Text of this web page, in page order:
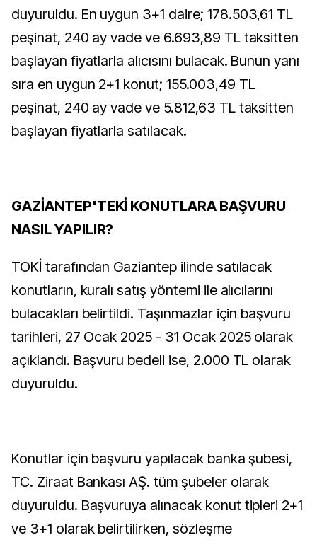
duyuruldu. En uygun 3+1 daire; 178.503,61 TL
peşinat, 240 ay vade ve 6.693,89 TL taksitten
başlayan fiyatlarla alıcısını bulacak. Bunun yanı
sıra en uygun 2+1 konut; 155.003,49 TL
peşinat, 240 ay vade ve 5.812,63 TL taksitten
başlayan fiyatlarla satılacak.
GAZİANTEP'TEKİ KONUTLARA BAŞVURU
NASIL YAPILIR?
TOKİ tarafından Gaziantep ilinde satılacak
konutların, kuralı satış yöntemi ile alıcılarını
bulacakları belirtildi. Taşınmazlar için başvuru
tarihleri, 27 Ocak 2025 - 31 Ocak 2025 olarak
açıklandı. Başvuru bedeli ise, 2.000 TL olarak
duyuruldu.
Konutlar için başvuru yapılacak banka şubesi,
TC. Ziraat Bankası AŞ. tüm şubeler olarak
duyuruldu. Başvuruya alınacak konut tipleri 2+1
ve 3+1 olarak belirtilirken, sözleşme